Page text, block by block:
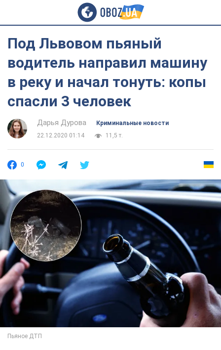
Под Львовом пьяный
водитель направил машину
в реку и начал тонуть: копы
спасли 3 человек
Дарья Дурова
Криминальные новости
22.12.2020 01:14
11,5 т.
0